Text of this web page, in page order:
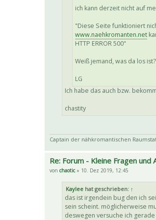
ich kann derzeit nicht auf
"Diese Seite funktioniert
www.naehkromanten.net
HTTP ERROR 500"
Weiß jemand, was da los ist?
LG
Ich habe das auch bzw.
chastity
Captain der nähkromantischen
Re: Forum - Kleine Fragen und
von chaotic» 10. Dez 2019, 12:45
Kaylee hat geschrieben: ↑
das ist irgendein bug den ich
sein scheint. möglicherweise
deswegen versuche ich